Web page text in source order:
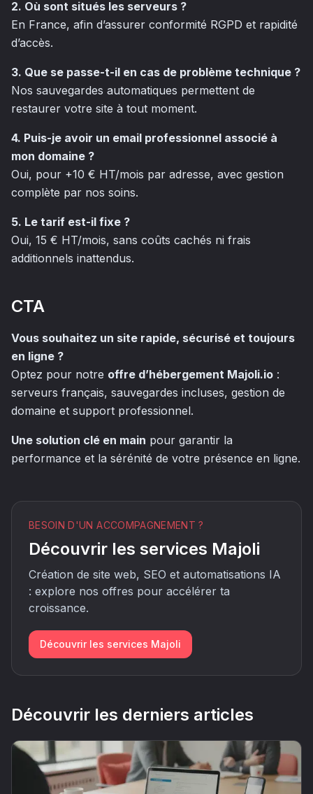
2. Où sont situés les serveurs ?
En France, afin d’assurer conformité RGPD et rapidité
d’accès.
3. Que se passe-t-il en cas de problème technique ?
Nos sauvegardes automatiques permettent de
restaurer votre site à tout moment.
4. Puis-je avoir un email professionnel associé à
mon domaine ?
Oui, pour +10 € HT/mois par adresse, avec gestion
complète par nos soins.
5. Le tarif est-il fixe ?
Oui, 15 € HT/mois, sans coûts cachés ni frais
additionnels inattendus.
CTA
Vous souhaitez un site rapide, sécurisé et toujours
en ligne ?
Optez pour notre offre d’hébergement Majoli.io :
serveurs français, sauvegardes incluses, gestion de
domaine et support professionnel.
Une solution clé en main pour garantir la
performance et la sérénité de votre présence en ligne.
BESOIN D'UN ACCOMPAGNEMENT ?
Découvrir les services Majoli
Création de site web, SEO et automatisations IA
: explore nos offres pour accélérer ta
croissance.
Découvrir les services Majoli
Découvrir les derniers articles